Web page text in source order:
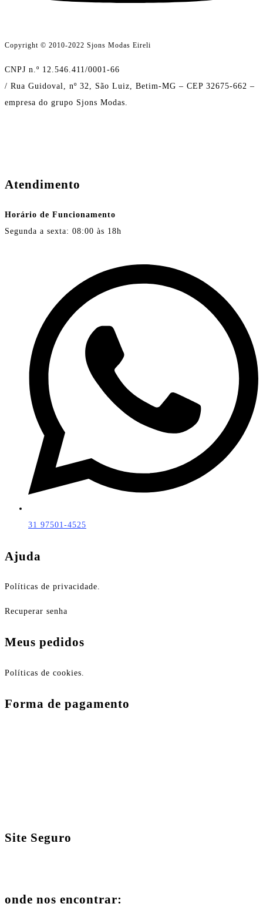
Copyright © 2010-2022 Sjons Modas Eireli
CNPJ n.º 12.546.411/0001-66
/ Rua Guidoval, nº 32, São Luiz, Betim-MG – CEP 32675-662 –
empresa do grupo Sjons Modas.
Atendimento
Horário de Funcionamento
Segunda a sexta: 08:00 às 18h
31 97501-4525
Ajuda
Políticas de privacidade.
Recuperar senha
Meus pedidos
Políticas de cookies.
Forma de pagamento
Site Seguro
onde nos encontrar: